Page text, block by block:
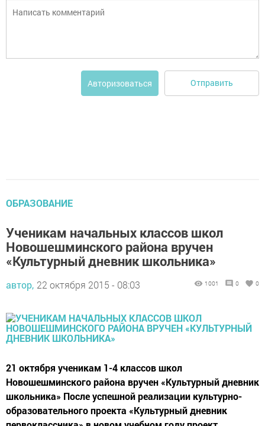
Авторизоваться Отправить
ОБРАЗОВАНИЕ
Ученикам начальных классов школ
Новошешминского района вручен
«Культурный дневник школьника»
автор, 22 октября 2015 - 08:03 1001 0 0
21 октября ученикам 1-4 классов школ
Новошешминского района вручен «Культурный дневник
школьника» После успешной реализации культурно-
образовательного проекта «Культурный дневник